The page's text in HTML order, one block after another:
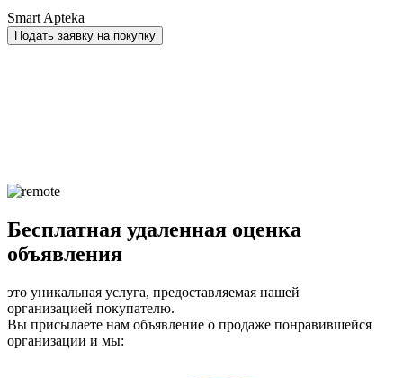
Smart Apteka
Подать заявку на покупку
Бесплатная удаленная оценка
объявления
это уникальная услуга, предоставляемая нашей
организацией покупателю.
Вы присылаете нам объявление о продаже понравившейся
организации и мы: